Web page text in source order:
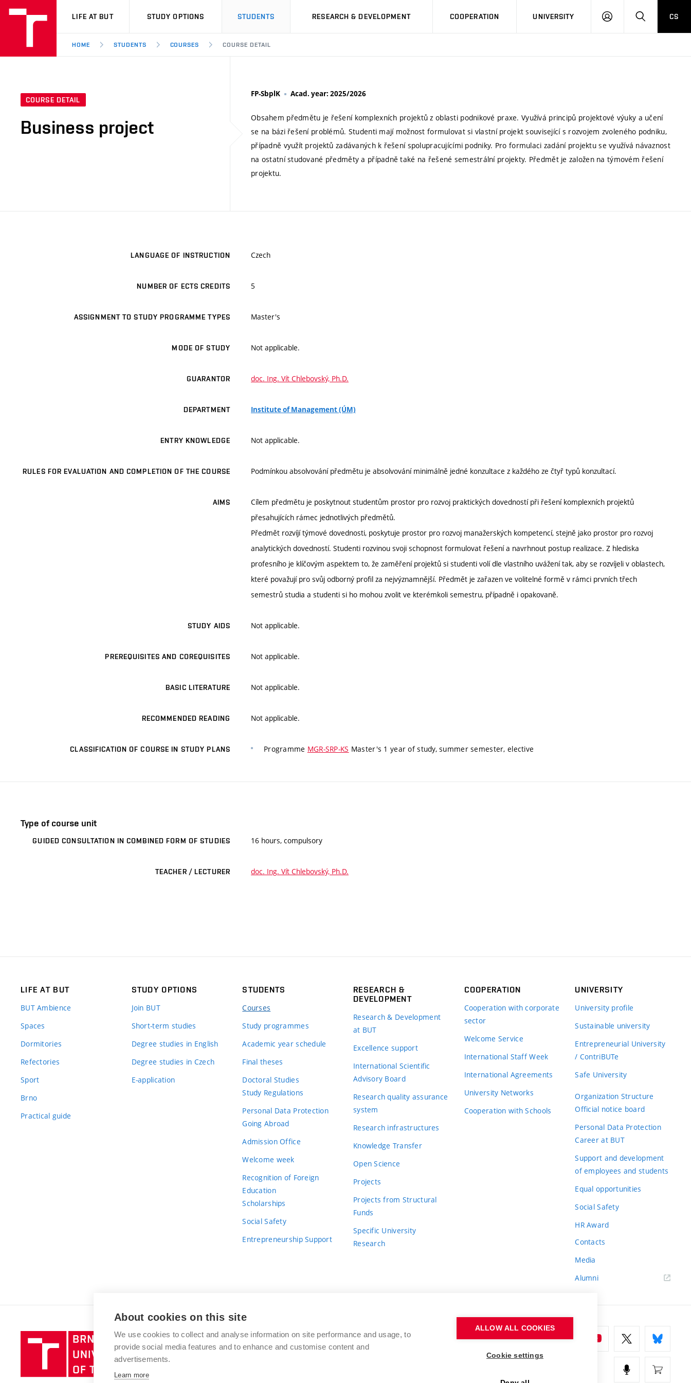
VUT
LIFE AT BUT STUDY OPTIONS STUDENTS RESEARCH & DEVELOPMENT COOPERATION UNIVERSITY
LOG
SEARCHCS
HOME STUDENTS COURSES COURSE DETAIL
COURSE DETAIL
Business project
FP-SbplK Acad. year: 2025/2026
Obsahem předmětu je řešení komplexních projektů z oblasti podnikové praxe. Využívá principů projektové výuky a učení
se na bázi řešení problémů. Studenti mají možnost formulovat si vlastní projekt související s rozvojem zvoleného podniku,
případně využít projektů zadávaných k řešení spolupracujícími podniky. Pro formulaci zadání projektu se využívá návaznost
na ostatní studované předměty a případně také na řešené semestrální projekty. Předmět je založen na týmovém řešení
projektu.
LANGUAGE OF INSTRUCTION Czech
NUMBER OF ECTS CREDITS 5
ASSIGNMENT TO STUDY PROGRAMME TYPES Master's
MODE OF STUDY Not applicable.
GUARANTOR doc. Ing. Vít Chlebovský, Ph.D.
DEPARTMENT Institute of Management (ÚM)
ENTRY KNOWLEDGE Not applicable.
RULES FOR EVALUATION AND COMPLETION OF THE COURSE Podmínkou absolvování předmětu je absolvování minimálně jedné konzultace z každého ze čtyř typů konzultací.
AIMS
Cílem předmětu je poskytnout studentům prostor pro rozvoj praktických dovedností při řešení komplexních projektů
přesahujících rámec jednotlivých předmětů.
Předmět rozvíjí týmové dovednosti, poskytuje prostor pro rozvoj manažerských kompetencí, stejně jako prostor pro rozvoj
analytických dovedností. Studenti rozvinou svoji schopnost formulovat řešení a navrhnout postup realizace. Z hlediska
profesního je klíčovým aspektem to, že zaměření projektů si studenti volí dle vlastního uvážení tak, aby se rozvíjeli v oblastech,
které považují pro svůj odborný profil za nejvýznamnější. Předmět je zařazen ve volitelné formě v rámci prvních třech
semestrů studia a studenti si ho mohou zvolit ve kterémkoli semestru, případně i opakovaně.
STUDY AIDS Not applicable.
PREREQUISITES AND COREQUISITES Not applicable.
BASIC LITERATURE Not applicable.
RECOMMENDED READING Not applicable.
CLASSIFICATION OF COURSE IN STUDY PLANS Programme MGR-SRP-KS Master's 1 year of study, summer semester, elective
Type of course unit
GUIDED CONSULTATION IN COMBINED FORM OF STUDIES 16 hours, compulsory
TEACHER / LECTURER doc. Ing. Vít Chlebovský, Ph.D.
LIFE AT BUT
BUT Ambience
Spaces
Dormitories
Refectories
Sport
Brno
Practical guide
STUDY OPTIONS
Join BUT
Short-term studies
Degree studies in English
Degree studies in Czech
E-application
STUDENTS
Courses
Study programmes
Academic year schedule
Final theses
Doctoral Studies
Study Regulations
Personal Data Protection
Going Abroad
Admission Office
Welcome week
Recognition of Foreign
Education
Scholarships
Social Safety
Entrepreneurship Support
RESEARCH &
DEVELOPMENT
Research & Development
at BUT
Excellence support
International Scientific
Advisory Board
Research quality assurance
system
Research infrastructures
Knowledge Transfer
Open Science
Projects
Projects from Structural
Funds
Specific University
Research
COOPERATION
Cooperation with corporate
sector
Welcome Service
International Staff Week
International Agreements
University Networks
Cooperation with Schools
UNIVERSITY
University profile
Sustainable university
Entrepreneurial University
/ ContriBUTe
Safe University
Organization Structure
Official notice board
Personal Data Protection
Career at BUT
Support and development
of employees and students
Equal opportunities
Social Safety
HR Award
Contacts
Media
Alumni
Brno
University
of
BRNO UNIVERSITY OF TECHNOLOGY
Antonínská 548/1
www.vut.cz
About cookies on this site
We use cookies to collect and analyse information on site performance and usage, to
provide social media features and to enhance and customise content and
advertisements.
Learn more
ALLOW ALL COOKIES
Cookie settings